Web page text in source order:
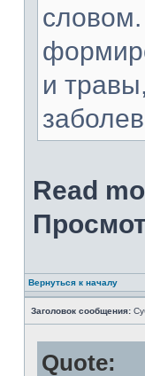
и
Read
Вернуться к началу
Заголовок сообщения:
Quote: